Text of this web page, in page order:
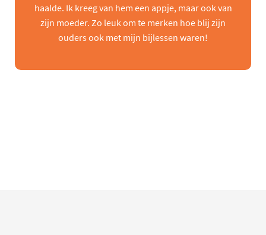
haalde. Ik kreeg van hem een appje, maar ook van
zijn moeder. Zo leuk om te merken hoe blij zijn
ouders ook met mijn bijlessen waren!